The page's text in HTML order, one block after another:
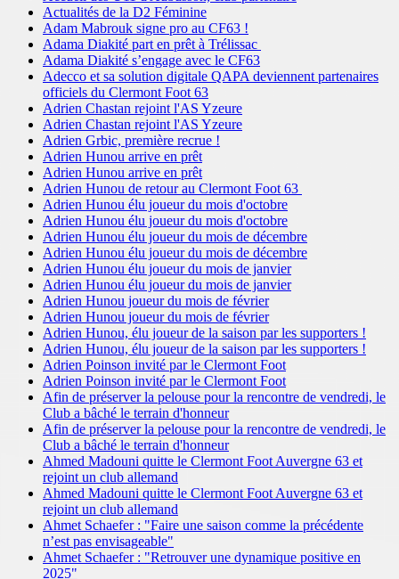
Actualités de la D2 Féminine
Adam Mabrouk signe pro au CF63 !
Adama Diakité part en prêt à Trélissac
Adama Diakité s’engage avec le CF63
Adecco et sa solution digitale QAPA deviennent partenaires
officiels du Clermont Foot 63
Adrien Chastan rejoint l'AS Yzeure
Adrien Chastan rejoint l'AS Yzeure
Adrien Grbic, première recrue !
Adrien Hunou arrive en prêt
Adrien Hunou arrive en prêt
Adrien Hunou de retour au Clermont Foot 63
Adrien Hunou élu joueur du mois d'octobre
Adrien Hunou élu joueur du mois d'octobre
Adrien Hunou élu joueur du mois de décembre
Adrien Hunou élu joueur du mois de décembre
Adrien Hunou élu joueur du mois de janvier
Adrien Hunou élu joueur du mois de janvier
Adrien Hunou joueur du mois de février
Adrien Hunou joueur du mois de février
Adrien Hunou, élu joueur de la saison par les supporters !
Adrien Hunou, élu joueur de la saison par les supporters !
Adrien Poinson invité par le Clermont Foot
Adrien Poinson invité par le Clermont Foot
Afin de préserver la pelouse pour la rencontre de vendredi, le
Club a bâché le terrain d'honneur
Afin de préserver la pelouse pour la rencontre de vendredi, le
Club a bâché le terrain d'honneur
Ahmed Madouni quitte le Clermont Foot Auvergne 63 et
rejoint un club allemand
Ahmed Madouni quitte le Clermont Foot Auvergne 63 et
rejoint un club allemand
Ahmet Schaefer : "Faire une saison comme la précédente
n’est pas envisageable"
Ahmet Schaefer : "Retrouver une dynamique positive en
2025"